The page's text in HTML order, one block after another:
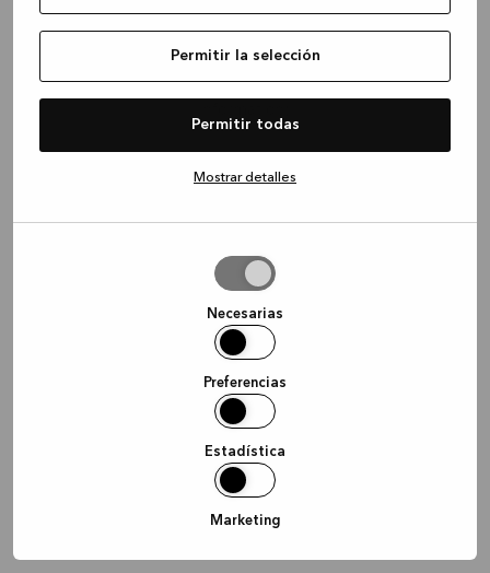
Permitir la selección
Permitir todas
Mostrar detalles
Necesarias
Preferencias
Estadística
Marketing
Application error: a client-side exception has occurred
loadingwww.kvik.es (see the browser console for more